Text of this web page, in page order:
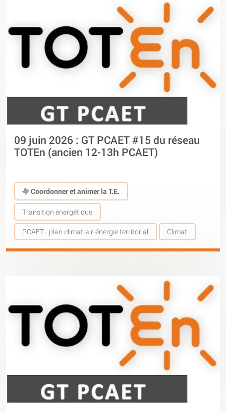
09 juin 2026 : GT PCAET #15 du réseau
TOTEn (ancien 12-13h PCAET)
Coordonner et animer la T.E.
Transition énergétique
PCAET - plan climat-air-énergie territorial Climat